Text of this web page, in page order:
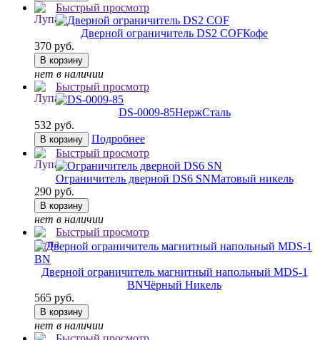
Быстрый просмотр
Дверной ограничитель DS2 COFКофе
370 руб.
В корзину
нет в наличии
Быстрый просмотр
DS-0009-85НержСталь
532 руб.
В корзину
Подробнее
Быстрый просмотр
Ограничитель дверной DS6 SNМатовый никель
290 руб.
В корзину
нет в наличии
Быстрый просмотр
Дверной ограничитель магнитный напольный MDS-1
BNЧёрный Никель
565 руб.
В корзину
нет в наличии